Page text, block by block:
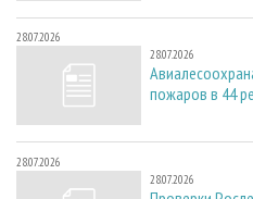
28.07.2026
28.07.2026
пожаров в 44
28.07.2026
28.07.2026